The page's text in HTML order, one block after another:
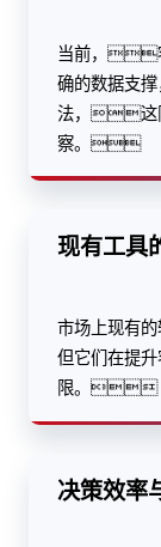
当前，
确的数据支
法，这
察。
现有工具
市场上现有
但它们在提
限。
决策效率